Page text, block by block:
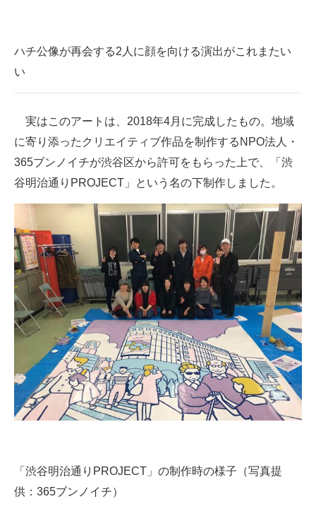
ハチ公像が再会する2人に顔を向ける演出がこれまたい
い
実はこのアートは、2018年4月に完成したもの。地域
に寄り添ったクリエイティブ作品を制作するNPO法人・
365ブンノイチが渋谷区から許可をもらった上で、「渋
谷明治通りPROJECT」という名の下制作しました。
「渋谷明治通りPROJECT」の制作時の様子（写真提
供：365ブンノイチ）